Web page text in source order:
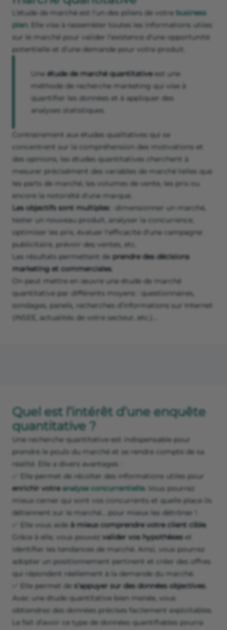
L’étude de marché est l’un des piliers de votre business
plan. Elle vise à rassembler toutes les informations utiles
sur le marché pour valider l’existence d’une opportunité
potentielle et d’une demande pour votre produit.
Une étude de marché quantitativeest une
méthode de recherche marketing qui vise à
quantifier les données et à appliquer des
analyses statistiques.
Contrairement aux études qualitatives qui se
concentrent sur la compréhension des motivations et
des opinions, les études quantitatives cherchent à
mesurer précisément des variables de marché telles que
les parts de marché, les volumes de vente, les prix ou
encore la notoriété d'une marque.
Les objectifs sont multiples : dimensionner un marché,
tester un nouveau produit, analyser la concurrence,
optimiser les prix, évaluer l'efficacité d'une campagne
publicitaire, prévoir des ventes, etc.
Les résultats permettent de prendre des décisions
marketing et commerciales.
On peut mettre en œuvre une étude de marché
quantitative par différents moyens : questionnaires,
sondages, panels, recherches d’informations sur Internet
(INSEE, actualités de votre secteur, etc.)…
Quel est l’intérêt d’une enquête
quantitative ?
Une recherche quantitative est indispensable pour
prendre le pouls du marché et se rendre compte de sa
réalité. Elle a divers avantages :
✅ Elle permet de récolter des informations utiles pour
enrichir votreanalyse concurrentielle. Vous pourrez
mieux cerner qui sont vos concurrents et quelle place ils
détiennent sur le marché… pour mieux les détrôner !
✅ Elle vous aide à mieux comprendre votre client cible.
Grâce à elle, vous pouvez valider vos hypothèses et
identifier les tendances de marché. Ainsi, vous pourrez
adopter un positionnement pertinent et créer des offres
qui répondent réellement à la demande du marché.
✅ Elle permet de s’appuyer sur des données objectives.
Avec une étude quantitative bien menée, vous
obtiendrez des données précises facilement exploitables.
Le fait d’avoir ce type de données quantifiables pourra